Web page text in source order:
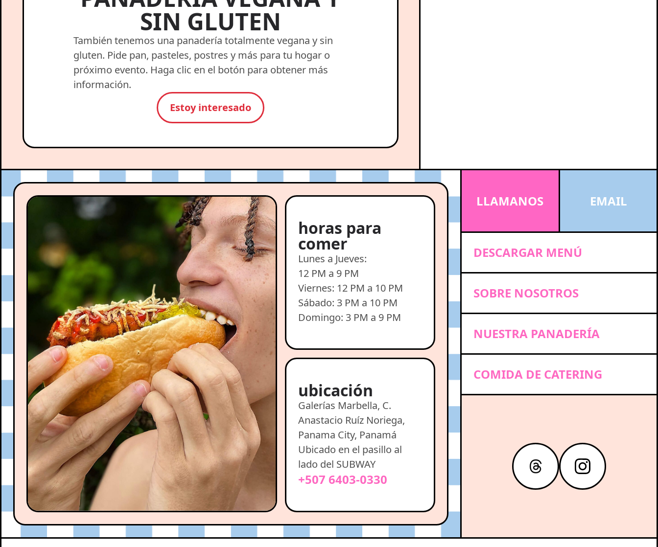
SIN GLUTEN
También tenemos una panadería totalmente vegana y sin
gluten. Pide pan, pasteles, postres y más para tu hogar o
próximo evento. Haga clic en el botón para obtener más
información.
Estoy interesado
horas para
comer
Lunes a Jueves:
12 PM a 9 PM
Viernes: 12 PM a 10 PM
Sábado: 3 PM a 10 PM
Domingo: 3 PM a 9 PM
ubicación
Galerías Marbella, C.
Anastacio Ruíz Noriega,
Panama City, Panamá
Ubicado en el pasillo al
lado del SUBWAY
+507 6403-0330
LLAMANOS EMAIL
DESCARGAR MENÚ
SOBRE NOSOTROS
NUESTRA PANADERÍA
COMIDA DE CATERING